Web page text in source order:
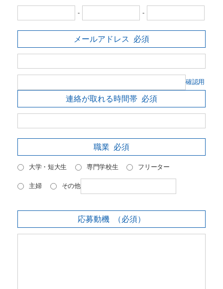
- -
メールアドレス 必須
確認用
連絡が取れる時間帯 必須
職業 必須
大学・短大生 専門学校生 フリーター
主婦 その他
応募動機 （必須）